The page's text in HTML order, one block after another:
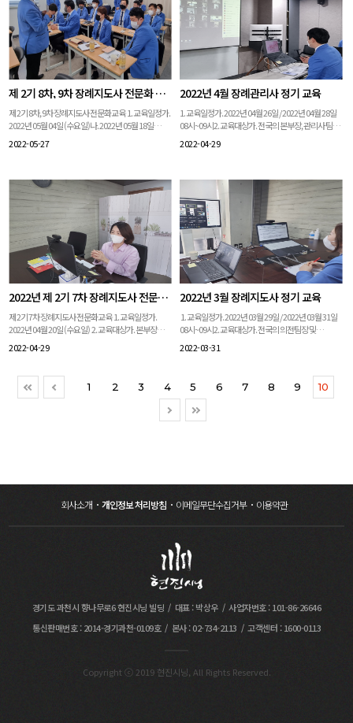
제 2기 8차, 9차 장례지도사 전문화 교육
제 2기 8차, 9차 장례지도사 전문화교육 1. 교육일정가.
2022년 05월 04일 (수요일)나. 2022년 05월 18일
19명 3. 교육내용가. 장사행정 및 법규의 이해나.
2022-05-27
2022년 4월 장례관리사 정기 교육
1. 교육일정가. 2022년 04월 26일 / 2022년 04월 28일
08시~09시2. 교육대상가. 전국의 본부장, 관리사 팀장
공유나. 영화를 통해 알아보는 시너지 CS교육다. 영상
2022-04-29
2022년 제 2기 7차 장례지도사 전문화 교육
제 2기 7차 장례지도사 전문화교육 1. 교육일정가.
2022년 04월 20일 (수요일) 2. 교육대상가. 본부장
추모 과정나. 상실의 치유를 위한 방법다. 상실 치유를
2022-04-29
2022년 3월 장례지도사 정기 교육
1. 교육일정가. 2022년 03월 29일 / 2022년 03월 31일
08시~09시2. 교육대상가. 전국의 의전팀장 및
VOC사례 및 칭찬 사례 공유다. 꽃잠 매거진 소개
2022-03-31
1 2 3 4 5 6 7 8 9 10
회사소개 개인정보 처리방침 이메일무단수집거부 이용약관
경기도 과천시 향나무로6 현진시닝 빌딩 대표 : 박상우
사업자번호 : 101-86-26646
통신판매번호 : 2014-경기과천-0109호
본사 : 02-734-2113 고객센터 : 1600-0113
Copyright ⓒ 2019 현진시닝, All Rights Reserved.